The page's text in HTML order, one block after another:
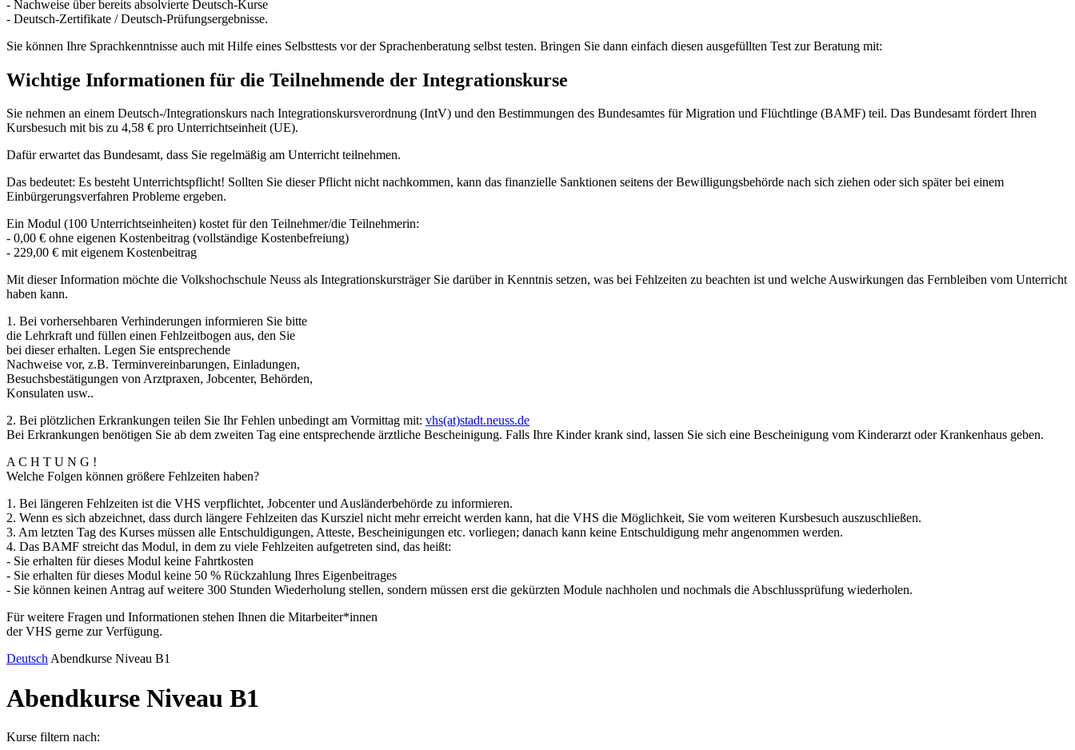
- Nachweise über bereits absolvierte Deutsch-Kurse
- Deutsch-Zertifikate / Deutsch-Prüfungsergebnisse.
Sie können Ihre Sprachkenntnisse auch mit Hilfe eines Selbsttests vor der Sprachenberatung selbst testen. Bringen Sie dann einfach diesen ausgefüllten Test zur Beratung mit:
Wichtige Informationen für die Teilnehmende der Integrationskurse
Sie nehmen an einem Deutsch-/Integrationskurs nach Integrationskursverordnung (IntV) und den Bestimmungen des Bundesamtes für Migration und Flüchtlinge (BAMF) teil. Das Bundesamt fördert Ihren
Kursbesuch mit bis zu 4,58 € pro Unterrichtseinheit (UE).
Dafür erwartet das Bundesamt, dass Sie regelmäßig am Unterricht teilnehmen.
Das bedeutet: Es besteht Unterrichtspflicht! Sollten Sie dieser Pflicht nicht nachkommen, kann das finanzielle Sanktionen seitens der Bewilligungsbehörde nach sich ziehen oder sich später bei einem
Einbürgerungsverfahren Probleme ergeben.
Ein Modul (100 Unterrichtseinheiten) kostet für den Teilnehmer/die Teilnehmerin:
- 0,00 € ohne eigenen Kostenbeitrag (vollständige Kostenbefreiung)
- 229,00 € mit eigenem Kostenbeitrag
Mit dieser Information möchte die Volkshochschule Neuss als Integrationskursträger Sie darüber in Kenntnis setzen, was bei Fehlzeiten zu beachten ist und welche Auswirkungen das Fernbleiben vom Unterricht
haben kann.
1. Bei vorhersehbaren Verhinderungen informieren Sie bitte
die Lehrkraft und füllen einen Fehlzeitbogen aus, den Sie
bei dieser erhalten. Legen Sie entsprechende
Nachweise vor, z.B. Terminvereinbarungen, Einladungen,
Besuchsbestätigungen von Arztpraxen, Jobcenter, Behörden,
Konsulaten usw..
2. Bei plötzlichen Erkrankungen teilen Sie Ihr Fehlen unbedingt am Vormittag mit: vhs(at)stadt.neuss.de
Bei Erkrankungen benötigen Sie ab dem zweiten Tag eine entsprechende ärztliche Bescheinigung. Falls Ihre Kinder krank sind, lassen Sie sich eine Bescheinigung vom Kinderarzt oder Krankenhaus geben.
A C H T U N G !
Welche Folgen können größere Fehlzeiten haben?
1. Bei längeren Fehlzeiten ist die VHS verpflichtet, Jobcenter und Ausländerbehörde zu informieren.
2. Wenn es sich abzeichnet, dass durch längere Fehlzeiten das Kursziel nicht mehr erreicht werden kann, hat die VHS die Möglichkeit, Sie vom weiteren Kursbesuch auszuschließen.
3. Am letzten Tag des Kurses müssen alle Entschuldigungen, Atteste, Bescheinigungen etc. vorliegen; danach kann keine Entschuldigung mehr angenommen werden.
4. Das BAMF streicht das Modul, in dem zu viele Fehlzeiten aufgetreten sind, das heißt:
- Sie erhalten für dieses Modul keine Fahrtkosten
- Sie erhalten für dieses Modul keine 50 % Rückzahlung Ihres Eigenbeitrages
- Sie können keinen Antrag auf weitere 300 Stunden Wiederholung stellen, sondern müssen erst die gekürzten Module nachholen und nochmals die Abschlussprüfung wiederholen.
Für weitere Fragen und Informationen stehen Ihnen die Mitarbeiter*innen
der VHS gerne zur Verfügung.
DeutschAbendkurse Niveau B1
Abendkurse Niveau B1
Kurse filtern nach: